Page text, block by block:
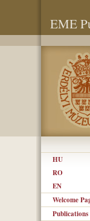
EME
HU
RO
EN
Welcome
Publications